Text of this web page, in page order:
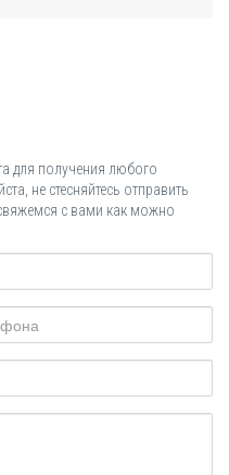
для получения любого
не стесняйтесь отправить
с вами как можно